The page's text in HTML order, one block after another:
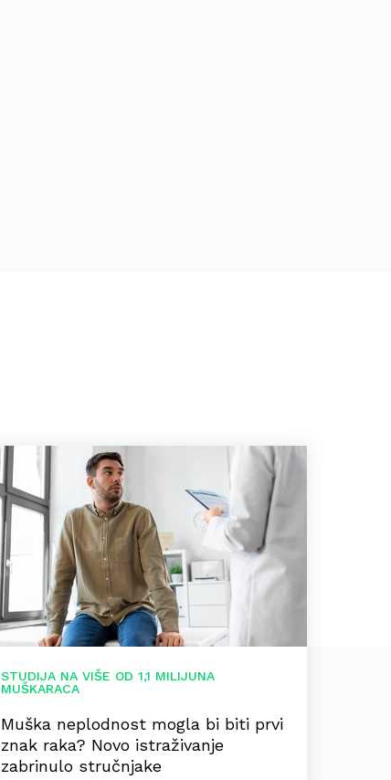
STUDIJA NA VIŠE OD 1,1 MILIJUNA
MUŠKARACA
Muška neplodnost mogla bi biti prvi
znak raka? Novo istraživanje
zabrinulo stručnjake